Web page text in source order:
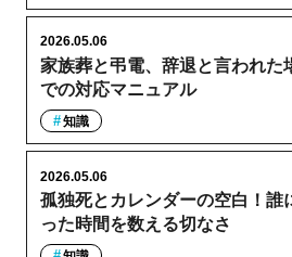
家族葬と弔電、辞退と言われた
での対応マニュアル
2026.05.06
知識
孤独死とカレンダーの空白！誰
った時間を数える切なさ
2026.05.06